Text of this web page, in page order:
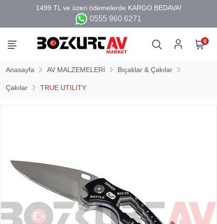
0555 960 6271
0
Anasayfa AV MALZEMELERİ Bıçaklar & Çakılar
Çakılar TRUE UTILITY